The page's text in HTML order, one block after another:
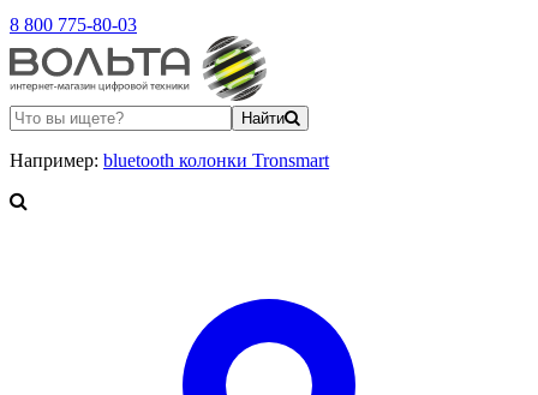
8 800 775-80-03
Найти
Например: bluetooth колонки Tronsmart